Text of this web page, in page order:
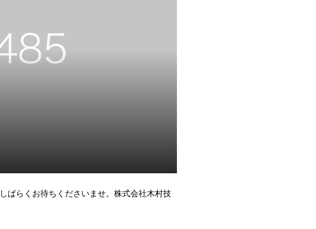
ばらくお待ちくださいませ。株式会社木村技